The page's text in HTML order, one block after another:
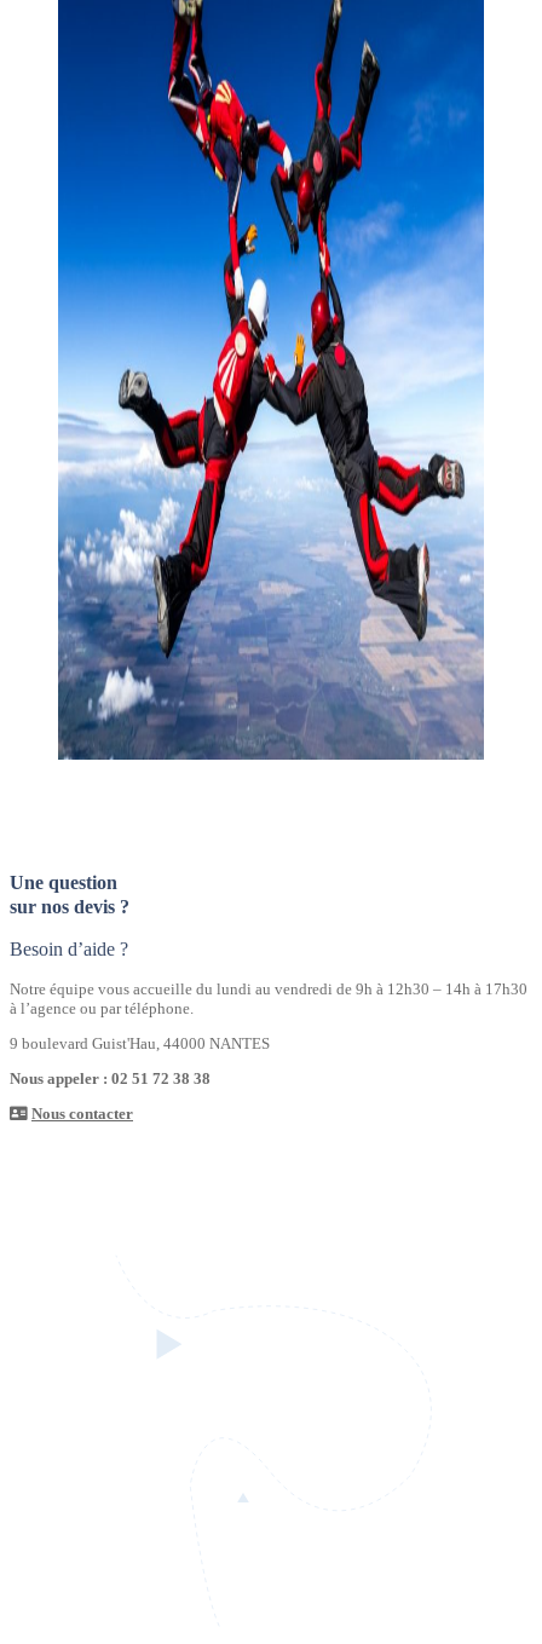
Une question
sur nos devis ?
Besoin d’aide ?
Notre équipe vous accueille du lundi au vendredi de 9h à 12h30 – 14h à 17h30
à l’agence ou par téléphone.
9 boulevard Guist'Hau, 44000 NANTES
Nous appeler : 02 51 72 38 38
Nous contacter